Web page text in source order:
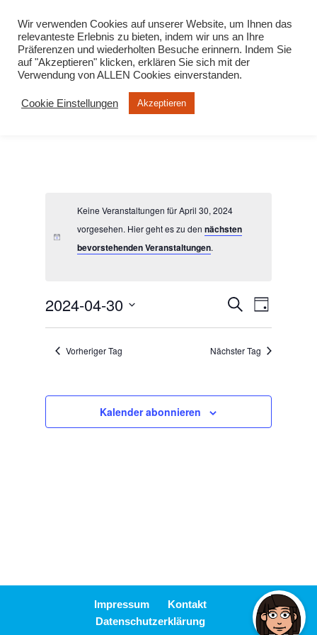
Keine Veranstaltungen für April 30, 2024
vorgesehen. Hier geht es zu dennächsten
bevorstehenden Veranstaltungen.
Suche
und
Navigation
Suche
Tag
2024-04-30
Vorheriger Tag Nächster Tag
Kalender abonnieren
Impressum
Kontakt
Datenschutzerklärung
Wir verwenden Cookies auf unserer Website, um Ihnen das
relevanteste Erlebnis zu bieten, indem wir uns an Ihre
Präferenzen und wiederholten Besuche erinnern. Indem Sie
auf "Akzeptieren" klicken, erklären Sie sich mit der
Verwendung von ALLEN Cookies einverstanden.
Cookie Einstellungen Akzeptieren